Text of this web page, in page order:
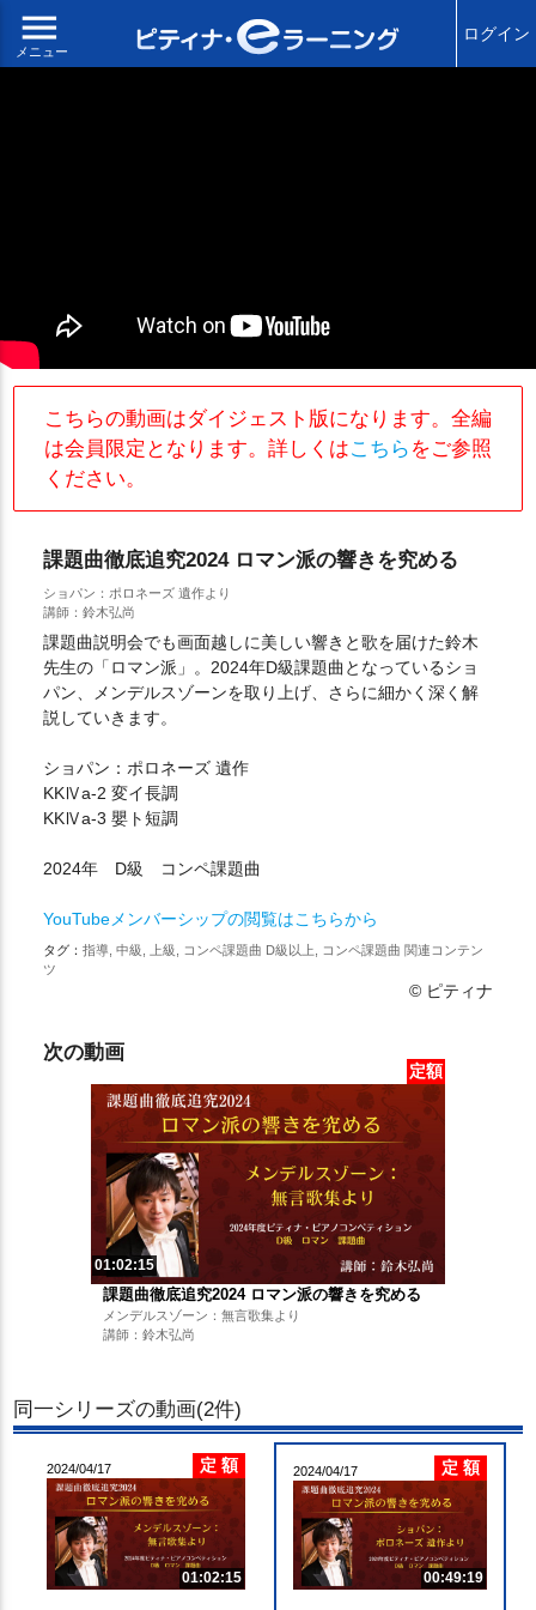
menu
メニュー
ログイン
こちらの動画はダイジェスト版になります。全編
は会員限定となります。詳しくはこちら をご参照
ください。
課題曲徹底追究2024 ロマン派の響きを究める
ショパン：ポロネーズ 遺作より
講師：鈴木弘尚
課題曲説明会でも画面越しに美しい響きと歌を届けた鈴木
先生の「ロマン派」。2024年D級課題曲となっているショ
パン、メンデルスゾーンを取り上げ、さらに細かく深く解
説していきます。
ショパン：ポロネーズ 遺作
KKⅣa-2 変イ長調
KKⅣa-3 嬰ト短調
2024年 D級 コンペ課題曲
YouTubeメンバーシップの閲覧はこちらから
タグ： 指導, 中級, 上級, コンペ課題曲 D級以上, コンペ課題曲 関連コンテン
ツ
© ピティナ
次の動画
定額
01:02:15
課題曲徹底追究2024 ロマン派の響きを究める
メンデルスゾーン：無言歌集より
講師：鈴木弘尚
同一シリーズの動画(2件)
2024/04/17 定 額
01:02:15
2024/04/17 定 額
00:49:19